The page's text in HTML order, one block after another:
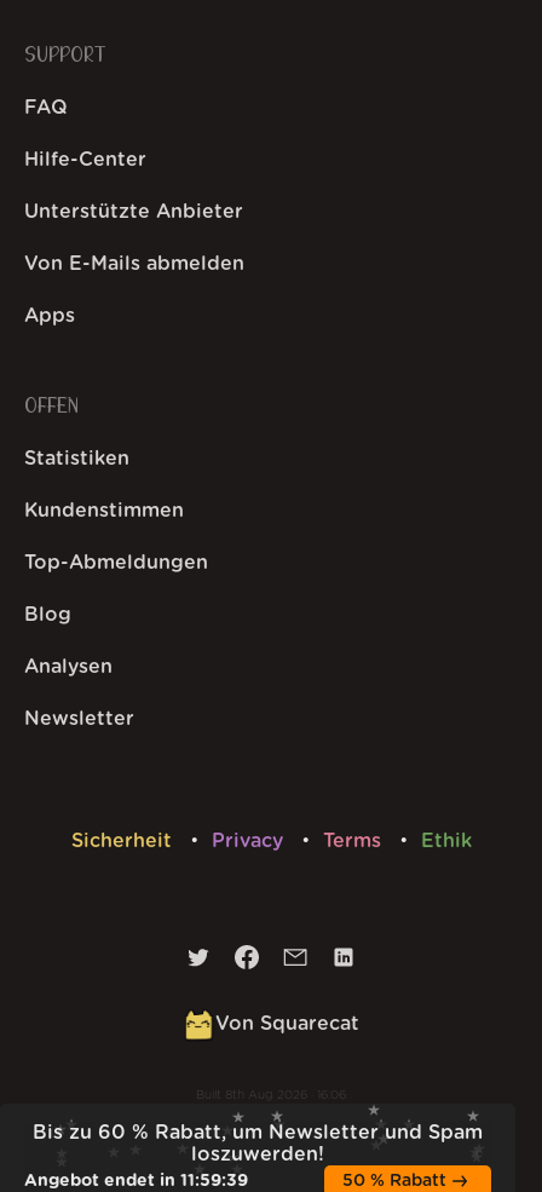
Bis zu 60 % Rabatt, um Newsletter und Spam
loszuwerden!
Angebot endet in 11:59:38 50 % Rabatt
SUPPORT
FAQ
Hilfe-Center
Unterstützte Anbieter
Von E-Mails abmelden
Apps
OFFEN
Statistiken
Kundenstimmen
Top-Abmeldungen
Blog
Analysen
Newsletter
Sicherheit Privacy Terms Ethik
Von Squarecat
Built 8th Aug 2026 · 16:06
v1.56.0